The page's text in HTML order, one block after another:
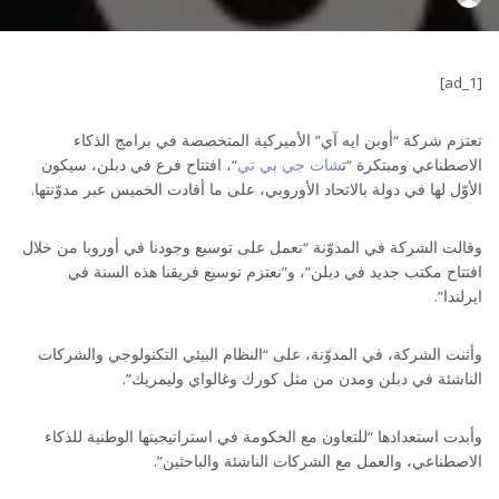
[ad_1]
تعتزم شركة “أوبن ايه آي” الأميركية المتخصصة في برامج الذكاء
الاصطناعي ومبتكرة “تشات جي بي تي“، افتتاح فرع في دبلن، سيكون
الأوّل لها في دولة بالاتحاد الأوروبي، على ما أفادت الخميس عبر مدوّنتها.
وقالت الشركة في المدوّنة “نعمل على توسيع وجودنا في أوروبا من خلال
افتتاح مكتب جديد في دبلن”، و”نعتزم توسيع فريقنا هذه السنة في
ايرلندا”.
وأثنت الشركة، في المدوّنة، على “النظام البيئي التكنولوجي والشركات
الناشئة في دبلن ومدن من مثل كورك وغالواي وليمريك”.
وأبدت استعدادها “للتعاون مع الحكومة في استراتيجيتها الوطنية للذكاء
الاصطناعي، والعمل مع الشركات الناشئة والباحثين”.